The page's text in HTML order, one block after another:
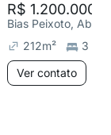
R$ 1.200.000
Bias Peixoto,
212m²
3
Ver contato